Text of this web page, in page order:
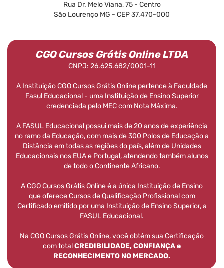
Rua Dr. Melo Viana, 75 - Centro
São Lourenço MG - CEP 37.470-000
CGO Cursos Grátis Online LTDA
CNPJ: 26.625.682/0001-11
A Instituição CGO Cursos Grátis Online pertence à Faculdade
Fasul Educacional - uma Instituição de Ensino Superior
credenciada pelo MEC com Nota Máxima.
A FASUL Educacional possui mais de 20 anos de experiência
no ramo da Educação, com mais de 300 Polos de Educação a
Distância em todas as regiões do país, além de Unidades
Educacionais nos EUA e Portugal, atendendo também alunos
de todo o Continente Africano.
A CGO Cursos Grátis Online é a única Instituição de Ensino
que oferece Cursos de Qualificação Profissional com
Certificado emitido por uma Instituição de Ensino Superior, a
FASUL Educacional.
Na CGO Cursos Grátis Online, você obtém sua Certificação
com totalCREDIBILIDADE, CONFIANÇA e
RECONHECIMENTO NO MERCADO.